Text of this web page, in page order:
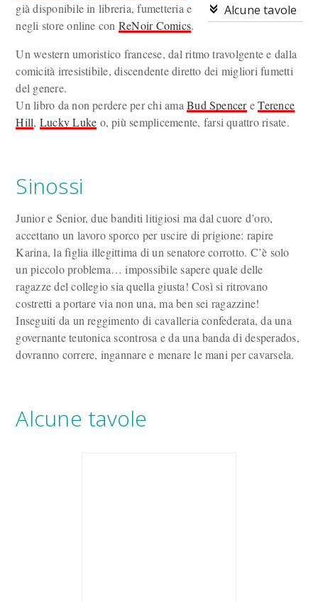
Alcune tavole
già disponibile in libreria, fumetteria e
negli store online con ReNoir Comics.
Un western umoristico francese, dal ritmo travolgente e dalla
comicità irresistibile, discendente diretto dei migliori fumetti
del genere.
Un libro da non perdere per chi amaBud SpencereTerence
Hill, Lucky Luke o, più semplicemente, farsi quattro risate.
Sinossi
Junior e Senior, due banditi litigiosi ma dal cuore d’oro,
accettano un lavoro sporco per uscire di prigione: rapire
Karina, la figlia illegittima di un senatore corrotto. C’è solo
un piccolo problema… impossibile sapere quale delle
ragazze del collegio sia quella giusta! Così si ritrovano
costretti a portare via non una, ma ben sei ragazzine!
Inseguiti da un reggimento di cavalleria confederata, da una
governante teutonica scontrosa e da una banda di desperados,
dovranno correre, ingannare e menare le mani per cavarsela.
Alcune tavole